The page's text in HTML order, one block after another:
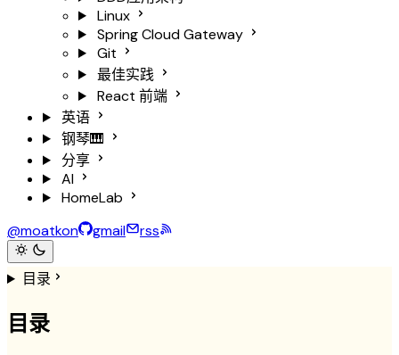
Linux
Spring Cloud Gateway
Git
最佳实践
React 前端
英语
钢琴🎹
分享
AI
HomeLab
@moatkon
gmail rss
目录
目录